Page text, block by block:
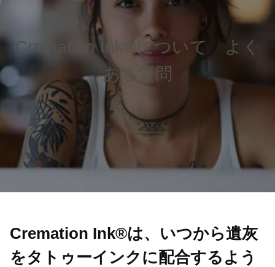
Cremation Ink®について よく
ある質問
Cremation Ink®は、いつから遺灰
をタトゥーインクに配合するよう